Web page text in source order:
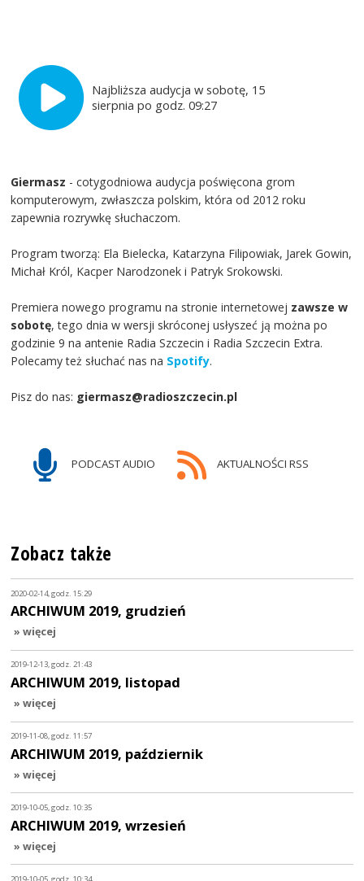
Najbliższa audycja w sobotę, 15
sierpnia po godz. 09:27
Giermasz - cotygodniowa audycja poświęcona grom
komputerowym, zwłaszcza polskim, która od 2012 roku
zapewnia rozrywkę słuchaczom.
Program tworzą: Ela Bielecka, Katarzyna Filipowiak, Jarek Gowin,
Michał Król, Kacper Narodzonek i Patryk Srokowski.
Premiera nowego programu na stronie internetowej zawsze w
sobotę, tego dnia w wersji skróconej usłyszeć ją można po
godzinie 9 na antenie Radia Szczecin i Radia Szczecin Extra.
Polecamy też słuchać nas na Spotify.
Pisz do nas: giermasz@radioszczecin.pl
PODCAST AUDIO AKTUALNOŚCI RSS
Zobacz także
2020-02-14, godz. 15:29
ARCHIWUM 2019, grudzień
» więcej
2019-12-13, godz. 21:43
ARCHIWUM 2019, listopad
» więcej
2019-11-08, godz. 11:57
ARCHIWUM 2019, październik
» więcej
2019-10-05, godz. 10:35
ARCHIWUM 2019, wrzesień
» więcej
2019-10-05, godz. 10:34